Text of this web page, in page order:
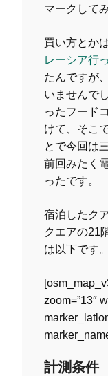
マークして
買い方とか
レーシア行
たんですが
いませんで
ったフード
けて、そこ
とで今回は
前回みたく
ったです。
宿泊したク
クエアの21
は以下です。
zoom=”13″
計測条件